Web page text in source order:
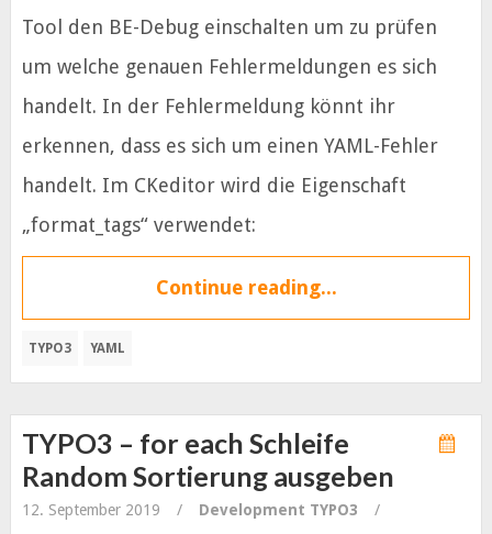
Tool den BE-Debug einschalten um zu prüfen
um welche genauen Fehlermeldungen es sich
handelt. In der Fehlermeldung könnt ihr
erkennen, dass es sich um einen YAML-Fehler
handelt. Im CKeditor wird die Eigenschaft
„format_tags“ verwendet:
Continue reading...
TYPO3 YAML
TYPO3 – for each Schleife
Random Sortierung ausgeben
12. September 2019 / Development TYPO3
/